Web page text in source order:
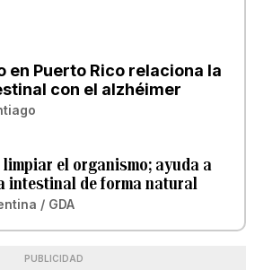
en Puerto Rico relaciona la
con el alzhéimer
el organismo; ayuda a
intestinal de forma natural
/ GDA
PUBLICIDAD